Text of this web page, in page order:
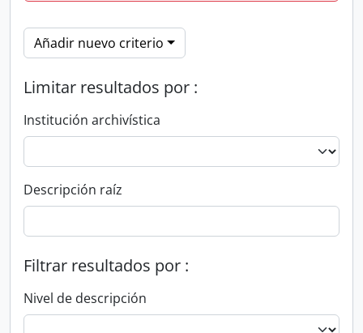
Añadir nuevo criterio
Limitar resultados por :
Institución archivística
Descripción raíz
Filtrar resultados por :
Nivel de descripción